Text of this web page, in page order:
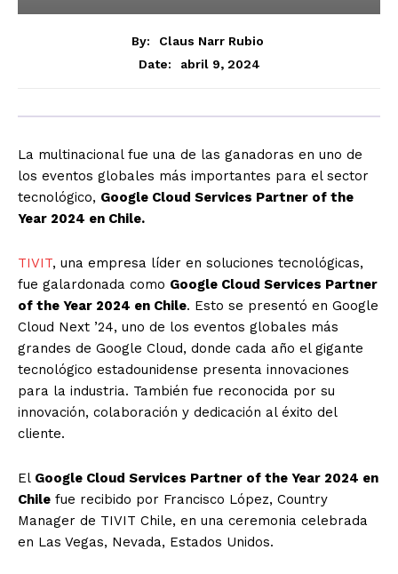
By:
Claus Narr Rubio
Date:
abril 9, 2024
La multinacional fue una de las ganadoras en uno de
los eventos globales más importantes para el sector
tecnológico, Google Cloud Services Partner of the
Year 2024 en Chile.
TIVIT, una empresa líder en soluciones tecnológicas,
fue galardonada como Google Cloud Services Partner
of the Year 2024 en Chile. Esto se presentó en Google
Cloud Next ’24, uno de los eventos globales más
grandes de Google Cloud, donde cada año el gigante
tecnológico estadounidense presenta innovaciones
para la industria. También fue reconocida por su
innovación, colaboración y dedicación al éxito del
cliente.
El Google Cloud Services Partner of the Year 2024 en
Chile fue recibido por Francisco López, Country
Manager de TIVIT Chile, en una ceremonia celebrada
en Las Vegas, Nevada, Estados Unidos.